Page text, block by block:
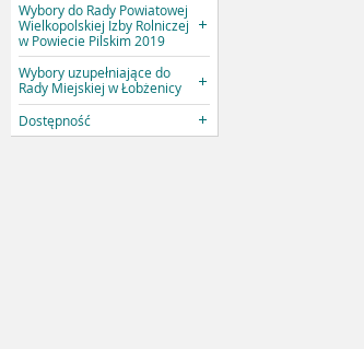
Wybory do Rady Powiatowej
Wielkopolskiej Izby Rolniczej
w Powiecie Pilskim 2019
Wybory uzupełniające do
Rady Miejskiej w Łobżenicy
Dostępność